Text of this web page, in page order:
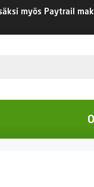
myös Paytrail